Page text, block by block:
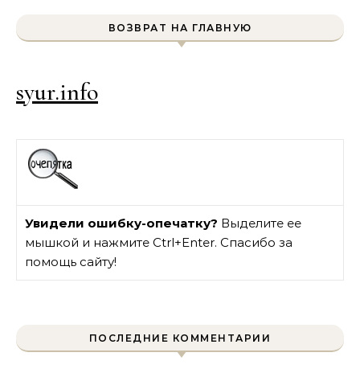
ВОЗВРАТ НА ГЛАВНУЮ
syur.info
Увидели ошибку-опечатку? Выделите ее
мышкой и нажмите Ctrl+Enter. Спасибо за
помощь сайту!
ПОСЛЕДНИЕ КОММЕНТАРИИ